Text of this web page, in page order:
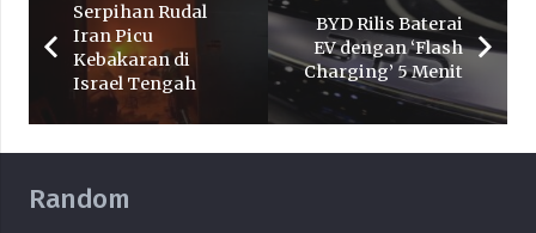
Serpihan Rudal
Iran Picu
Kebakaran di
Israel Tengah
BYD Rilis Baterai
EV dengan ‘Flash
Charging’ 5 Menit
Random